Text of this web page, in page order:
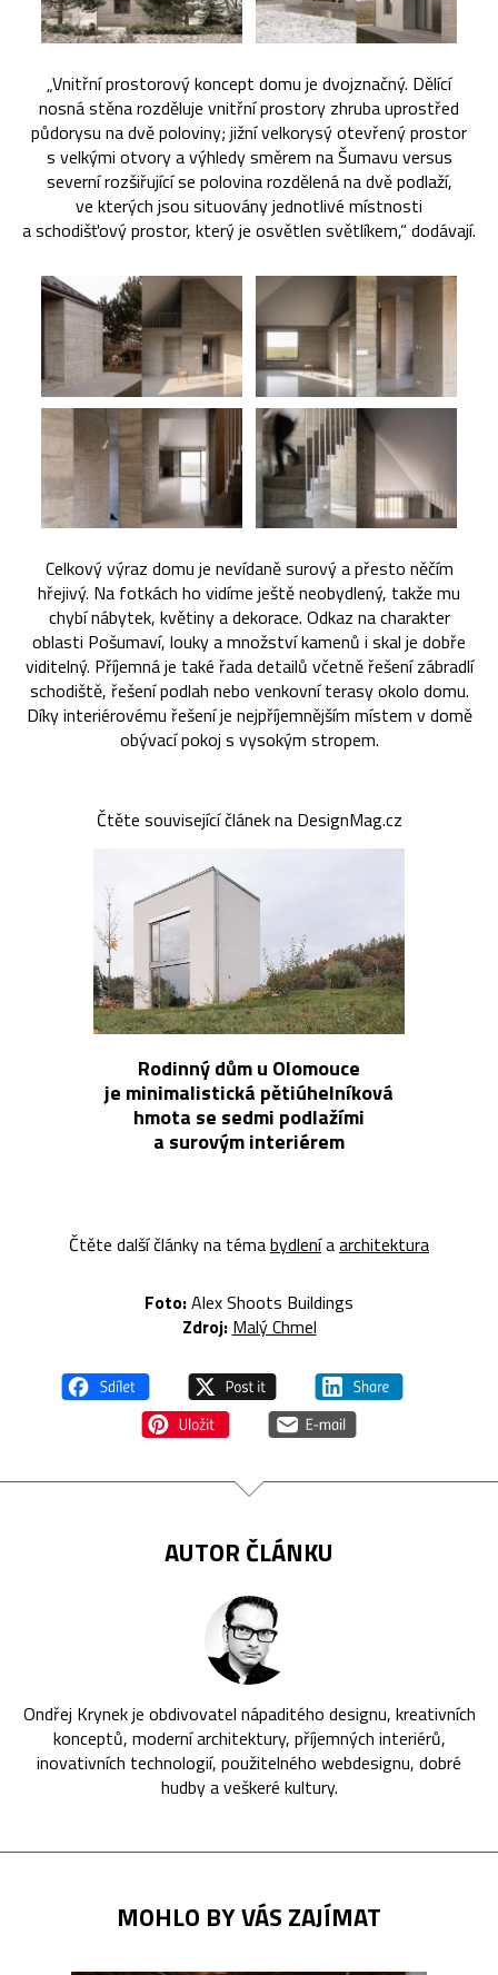
„Vnitřní prostorový koncept domu je dvojznačný. Dělící
nosná stěna rozděluje vnitřní prostory zhruba uprostřed
půdorysu na dvě poloviny; jižní velkorysý otevřený prostor
s velkými otvory a výhledy směrem na Šumavu versus
severní rozšiřující se polovina rozdělená na dvě podlaží,
ve kterých jsou situovány jednotlivé místnosti
a schodišťový prostor, který je osvětlen světlíkem,“ dodávají.
Celkový výraz domu je nevídaně surový a přesto něčím
hřejivý. Na fotkách ho vidíme ještě neobydlený, takže mu
chybí nábytek, květiny a dekorace. Odkaz na charakter
oblasti Pošumaví, louky a množství kamenů i skal je dobře
viditelný. Příjemná je také řada detailů včetně řešení zábradlí
schodiště, řešení podlah nebo venkovní terasy okolo domu.
Díky interiérovému řešení je nejpříjemnějším místem v domě
obývací pokoj s vysokým stropem.
Čtěte související článek na DesignMag.cz
Rodinný dům u Olomouce
je minimalistická pětiúhelníková
hmota se sedmi podlažími
a surovým interiérem
Čtěte další články na témabydleníaarchitektura
Foto:Alex Shoots Buildings
Zdroj: Malý Chmel
AUTOR ČLÁNKU
Ondřej Krynek je obdivovatel nápaditého designu, kreativních
konceptů, moderní architektury, příjemných interiérů,
inovativních technologií, použitelného webdesignu, dobré
hudby a veškeré kultury.
MOHLO BY VÁS ZAJÍMAT